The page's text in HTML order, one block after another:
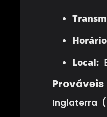
Local:
Inglaterra